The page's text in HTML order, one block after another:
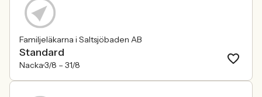
Familjeläkarna i Saltsjöbaden AB
Standard
Nacka3/8 – 31/8